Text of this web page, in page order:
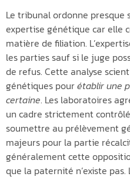
Le tribunal ordonne presque
expertise génétique car elle
matière de filiation.
les parties sauf si le juge
de refus. Cette analyse
génétiques pourétablir une
certaine. Les laboratoires
un cadre strictement
soumettre au prélèvement
majeurs pour la partie
généralement cette
que la paternité n’existe pas.